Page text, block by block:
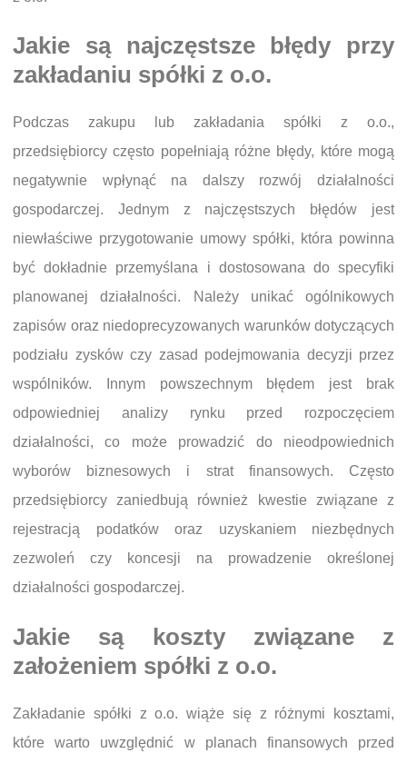
Jakie są najczęstsze błędy przy
zakładaniu spółki z o.o.
Podczas zakupu lub zakładania spółki z o.o.,
przedsiębiorcy często popełniają różne błędy, które mogą
negatywnie wpłynąć na dalszy rozwój działalności
gospodarczej. Jednym z najczęstszych błędów jest
niewłaściwe przygotowanie umowy spółki, która powinna
być dokładnie przemyślana i dostosowana do specyfiki
planowanej działalności. Należy unikać ogólnikowych
zapisów oraz niedoprecyzowanych warunków dotyczących
podziału zysków czy zasad podejmowania decyzji przez
wspólników. Innym powszechnym błędem jest brak
odpowiedniej analizy rynku przed rozpoczęciem
działalności, co może prowadzić do nieodpowiednich
wyborów biznesowych i strat finansowych. Często
przedsiębiorcy zaniedbują również kwestie związane z
rejestracją podatków oraz uzyskaniem niezbędnych
zezwoleń czy koncesji na prowadzenie określonej
działalności gospodarczej.
Jakie są koszty związane z
założeniem spółki z o.o.
Zakładanie spółki z o.o. wiąże się z różnymi kosztami,
które warto uwzględnić w planach finansowych przed